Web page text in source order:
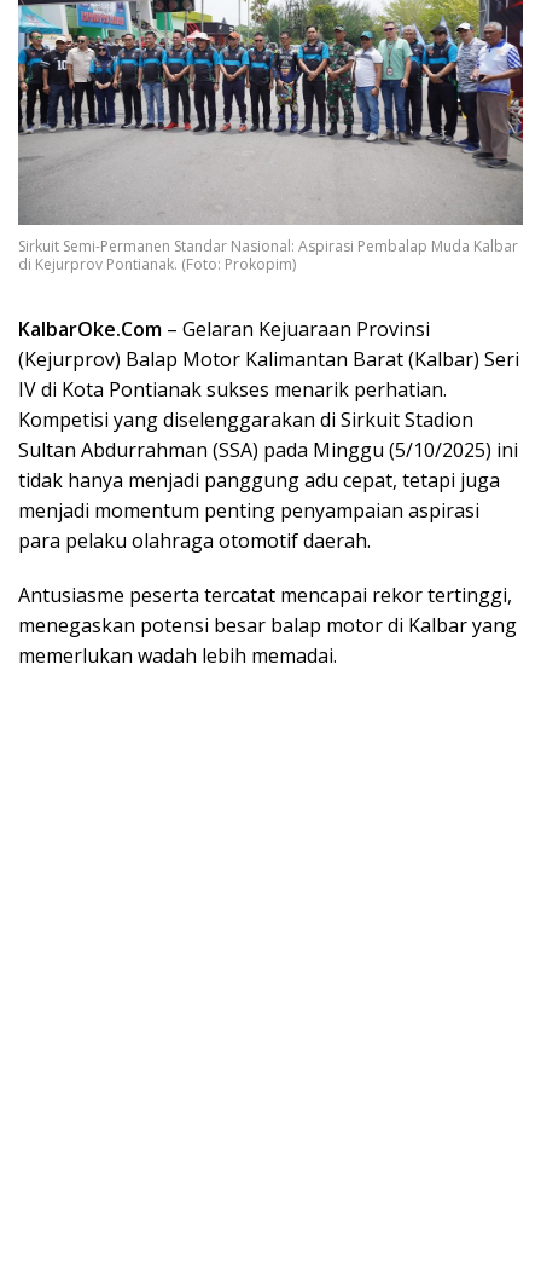
Sirkuit Semi-Permanen Standar Nasional: Aspirasi Pembalap Muda Kalbar
di Kejurprov Pontianak. (Foto: Prokopim)
KalbarOke.Com – Gelaran Kejuaraan Provinsi
(Kejurprov) Balap Motor Kalimantan Barat (Kalbar) Seri
IV di Kota Pontianak sukses menarik perhatian.
Kompetisi yang diselenggarakan di Sirkuit Stadion
Sultan Abdurrahman (SSA) pada Minggu (5/10/2025) ini
tidak hanya menjadi panggung adu cepat, tetapi juga
menjadi momentum penting penyampaian aspirasi
para pelaku olahraga otomotif daerah.
Antusiasme peserta tercatat mencapai rekor tertinggi,
menegaskan potensi besar balap motor di Kalbar yang
memerlukan wadah lebih memadai.